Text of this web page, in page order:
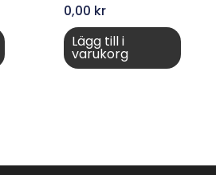
0,00 kr
Lägg till i
varukorg